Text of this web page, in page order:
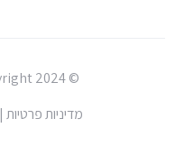
© Copyright 2024, דירה לשבת
מדיניות פרטיות |